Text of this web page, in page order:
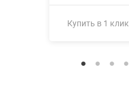
Купить в 1 клик